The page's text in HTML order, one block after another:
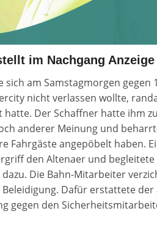
im Nachgang
am Samstagmorgen gegen
nicht verlassen wollte,
hatte. Der Schaffner hatte ihm
anderer Meinung und
Fahrgäste angepöbelt haben.
den Altenaer und begleitete
Die Bahn-Mitarbeiter
Dafür erstattete
gegen den